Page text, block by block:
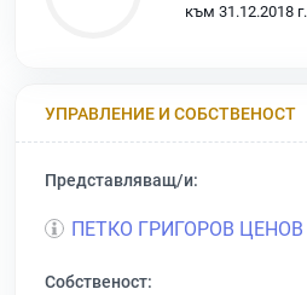
към 31.12.2018 г.
УПРАВЛЕНИЕ И СОБСТВЕНОСТ
Представляващ/и:
ПЕТКО ГРИГОРОВ ЦЕНОВ
Собственост: